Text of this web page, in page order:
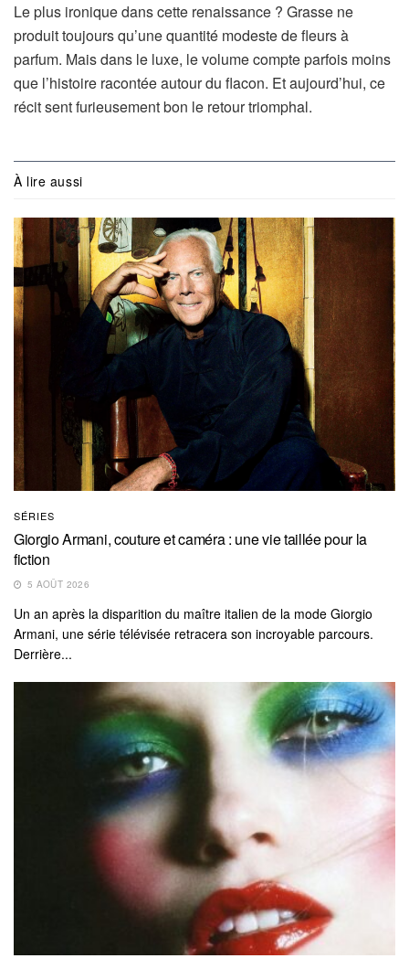
Le plus ironique dans cette renaissance ? Grasse ne
produit toujours qu’une quantité modeste de fleurs à
parfum. Mais dans le luxe, le volume compte parfois moins
que l’histoire racontée autour du flacon. Et aujourd’hui, ce
récit sent furieusement bon le retour triomphal.
À lire aussi
SÉRIES
Giorgio Armani, couture et caméra : une vie taillée pour la
fiction
5 AOÛT 2026
Un an après la disparition du maître italien de la mode Giorgio
Armani, une série télévisée retracera son incroyable parcours.
Derrière...